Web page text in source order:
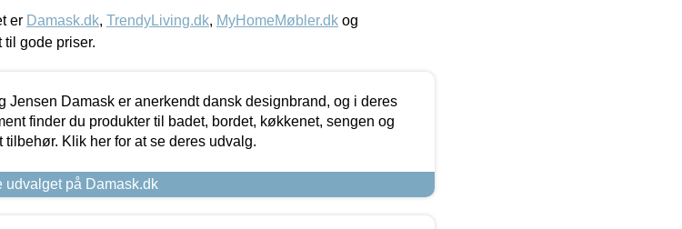
er Damask.dk, TrendyLiving.dk, MyHomeMøbler.dk og
til gode priser.
Jensen Damask er anerkendt dansk designbrand, og i deres
finder du produkter til badet, bordet, køkkenet, sengen og
tilbehør. Klik her for at se deres udvalg.
udvalget på Damask.dk